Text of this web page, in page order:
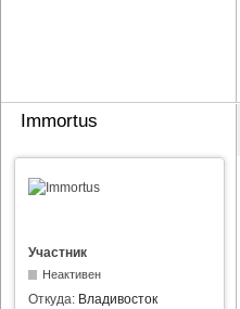
Immortus
Участник
Неактивен
Откуда: Владивосток